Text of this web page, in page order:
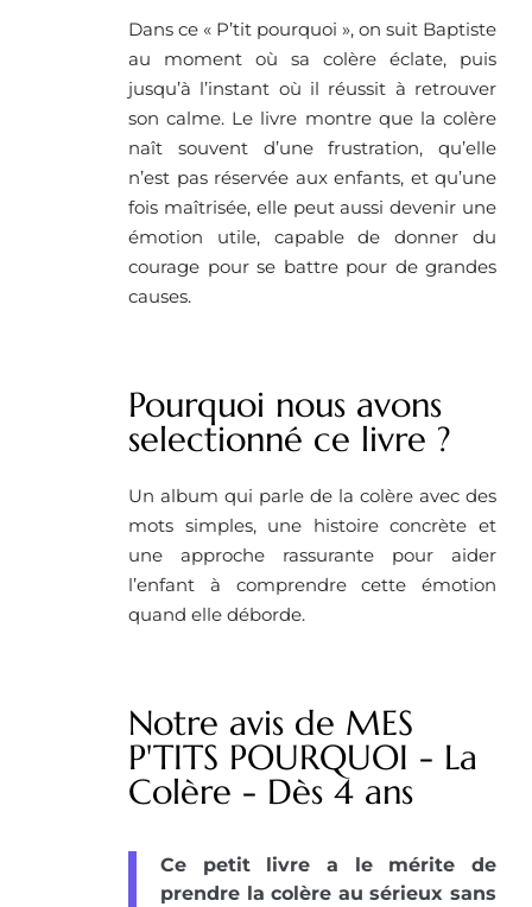
Dans ce « P’tit pourquoi », on suit Baptiste
au moment où sa colère éclate, puis
jusqu’à l’instant où il réussit à retrouver
son calme. Le livre montre que la colère
naît souvent d’une frustration, qu’elle
n’est pas réservée aux enfants, et qu’une
fois maîtrisée, elle peut aussi devenir une
émotion utile, capable de donner du
courage pour se battre pour de grandes
causes.
Pourquoi nous avons
selectionné ce livre ? ​
Un album qui parle de la colère avec des
mots simples, une histoire concrète et
une approche rassurante pour aider
l’enfant à comprendre cette émotion
quand elle déborde.
Notre avis de MES
P'TITS POURQUOI - La
Colère - Dès 4 ans
Ce petit livre a le mérite de
prendre la colère au sérieux sans